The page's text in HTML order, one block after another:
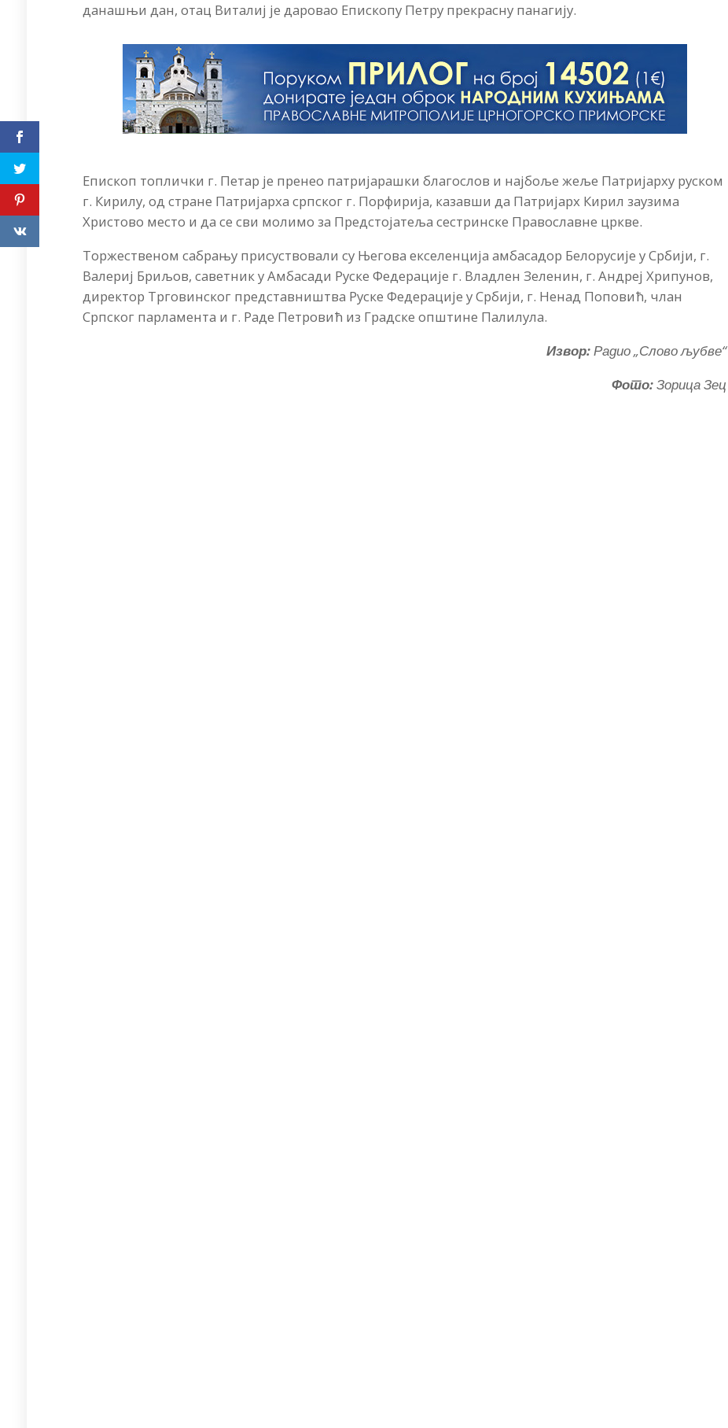
данашњи дан, отац Виталиј је даровао Епископу Петру прекрасну панагију.
Епископ топлички г. Петар је пренео патријарашки благослов и најбоље жеље Патријарху руском
г. Кирилу, од стране Патријарха српског г. Порфирија, казавши да Патријарх Кирил заузима
Христово место и да се сви молимо за Предстојатеља сестринске Православне цркве.
Торжественом сабрању присуствовали су Његова екселенција амбасадор Белорусије у Србији, г.
Валериј Бриљов, саветник у Амбасади Руске Федерације г. Владлен Зеленин, г. Андреј Хрипунов,
директор Трговинског представништва Руске Федерације у Србији, г. Ненад Поповић, члан
Српског парламента и г. Раде Петровић из Градске општине Палилула.
Извор:Радио „Слово љубве“
Фото:Зорица Зец